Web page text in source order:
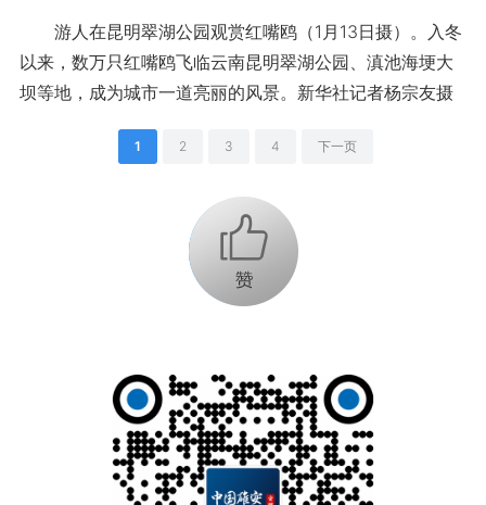
游人在昆明翠湖公园观赏红嘴鸥（1月13日摄）。入冬
以来，数万只红嘴鸥飞临云南昆明翠湖公园、滇池海埂大
坝等地，成为城市一道亮丽的风景。新华社记者杨宗友摄
1 2 3 4 下一页
+1